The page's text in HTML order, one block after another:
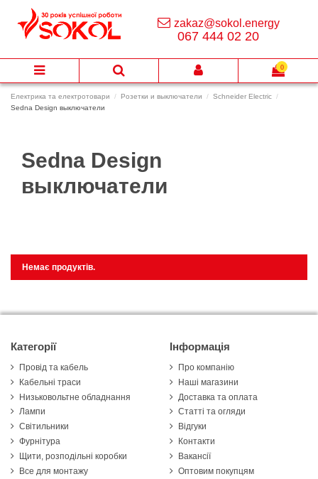
Електрика та електротовари Розетки и выключатели
Schneider Electric
Sedna Design выключатели
Sedna Design
выключатели
Немає продуктів.
zakaz@sokol.energy
067 444 02 20
0
Категорії
Провід та кабель
Кабельні траси
Низьковольтне обладнання
Лампи
Світильники
Фурнітура
Щити, розподільні коробки
Все для монтажу
Інформація
Про компанію
Наші магазини
Доставка та оплата
Статті та огляди
Відгуки
Контакти
Вакансії
Оптовим покупцям